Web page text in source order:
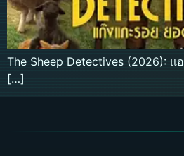
The Sheep Detectives (2026):
[…]